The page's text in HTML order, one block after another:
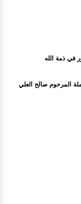
في ذمة الله
المرحوم صالح العلي